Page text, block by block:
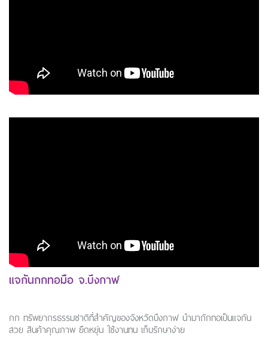
แจกันกกทอมือ จ.บึงกาฬ
กก ทรัพยากรธรรมชาติที่สำคัญของจังหวัดบึงกาฬ นำมาถักทอเป็นแจกัน
สวย สินค้าคุณภาพ ยืดหยุ่น ใช้งานทน เก็บรักษาง่าย